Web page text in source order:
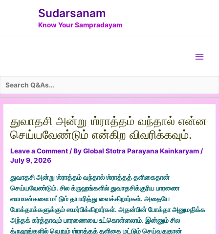
Sudarsanam
Know Your Sampradayam
துவாதசி அன்று ஶ்ராத்தம் வந்தால் என்ன
செய்யவேண்டும் என்கிற விவரிக்கவும்.
Leave a Comment/ ByGlobal Stotra Parayana Kainkaryam/
July 9, 2026
துவாதசி அன்று ஶ்ராத்தம் வந்தால் ஶ்ராத்தத் தளிகைதான்
செய்யவேண்டும். சில க்ருஹங்களில் துவாதசிக்குரிய பாரணை
ஸாமான்களை மட்டும் தயாரித்து வைக்கிறார்கள். அதையே
போக்தாக்களுக்கும் ஸமர்பிக்கிறார்கள். அதன்பின் போக்தா அனுமதிக்க
அந்தக் கர்த்தாவும் பாரணையை உட்கொள்ளலாம். இன்னும் சில
க்ருஹங்களில் வெறும் ஶ்ராத்தத் தளிகை மட்டும் செய்வதுதான்